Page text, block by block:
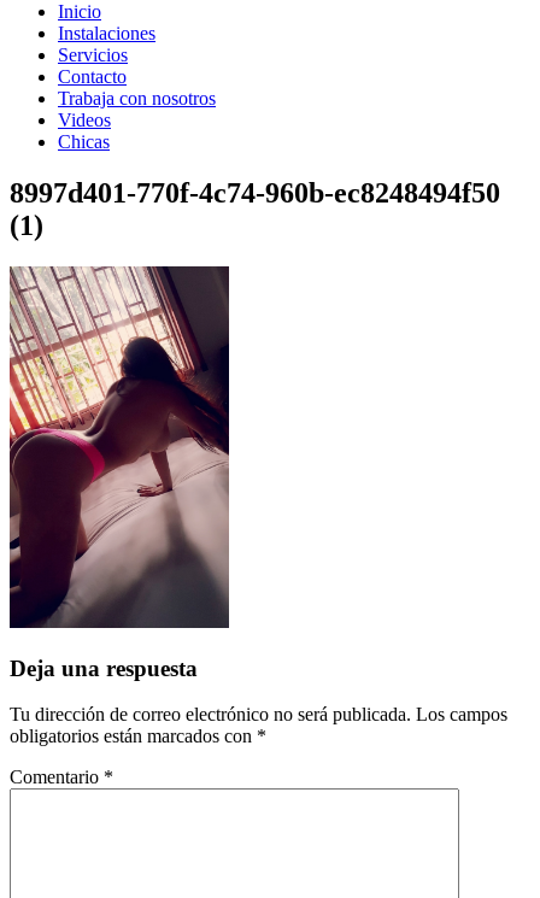
Inicio
Instalaciones
Servicios
Contacto
Trabaja con nosotros
Videos
Chicas
8997d401-770f-4c74-960b-ec8248494f50
(1)
Deja una respuesta
Tu dirección de correo electrónico no será publicada. Los campos
obligatorios están marcados con *
Comentario *